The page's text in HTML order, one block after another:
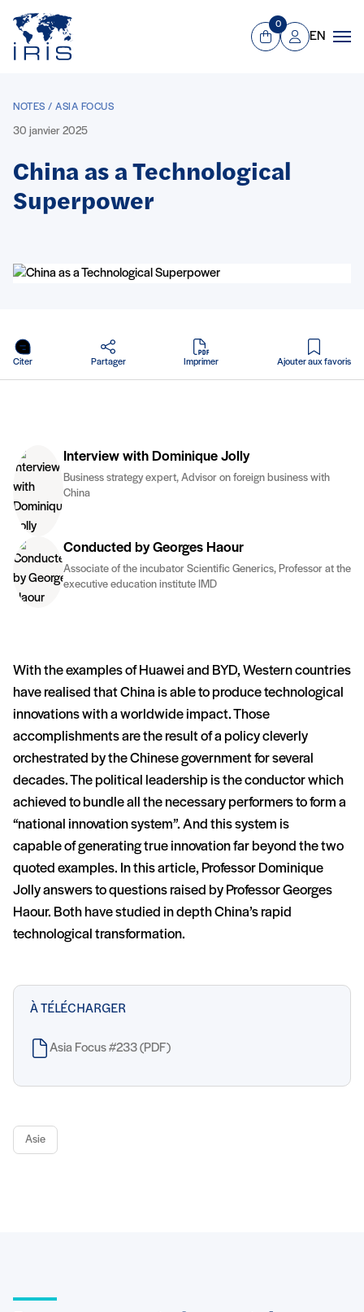
Aller au contenu principal
Panier
0
Mon compte
EN
NOTES / ASIA FOCUS
30 janvier 2025
China as a Technological
Superpower
Citer Partager Imprimer
en PDF
Ajouter aux favoris
Interview with Dominique Jolly
Business strategy expert, Advisor on foreign business with
China
Conducted by Georges Haour
Associate of the incubator Scientific Generics, Professor at the
executive education institute IMD
With the examples of Huawei and BYD, Western countries
have realised that China is able to produce technological
innovations with a worldwide impact. Those
accomplishments are the result of a policy cleverly
orchestrated by the Chinese government for several
decades. The political leadership is the conductor which
achieved to bundle all the necessary performers to form a
“national innovation system”. And this system is
capable of generating true innovation far beyond the two
quoted examples. In this article, Professor Dominique
Jolly answers to questions raised by Professor Georges
Haour. Both have studied in depth China’s rapid
technological transformation.
À TÉLÉCHARGER
Asia Focus #233 (PDF)
Asie